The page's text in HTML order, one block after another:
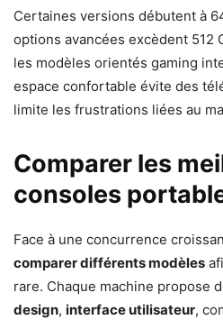
Certaines versions débutent à
options avancées excèdent 512
les modèles orientés gaming
espace confortable évite des
limite les frustrations liées au
Comparer les
consoles
Face à une concurrence
comparer différents modèles
rare. Chaque machine propose
design, interface utilisateur,